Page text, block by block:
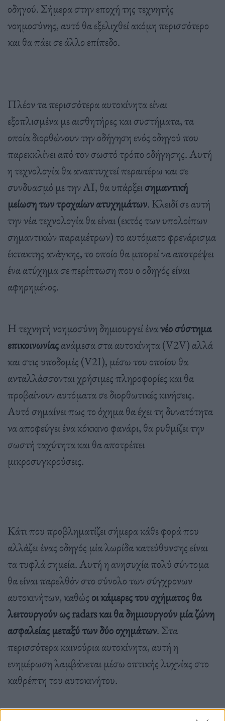
οδηγού. Σήμερα στην εποχή της τεχνητής
νοημοσύνης, αυτό θα εξελιχθεί ακόμη περισσότερο
και θα πάει σε άλλο επίπεδο.
Πλέον τα περισσότερα αυτοκίνητα είναι
εξοπλισμένα με αισθητήρες και συστήματα, τα
οποία διορθώνουν την οδήγηση ενός οδηγού που
παρεκκλίνει από τον σωστό τρόπο οδήγησης. Αυτή
η τεχνολογία θα αναπτυχτεί περαιτέρω και σε
συνδυασμό με την AI, θα υπάρξεισημαντική
μείωση των τροχαίων ατυχημάτων. Κλειδί σε αυτή
την νέα τεχνολογία θα είναι (εκτός των υπολοίπων
σημαντικών παραμέτρων) το αυτόματο φρενάρισμα
έκτακτης ανάγκης, το οποίο θα μπορεί να αποτρέψει
ένα ατύχημα σε περίπτωση που ο οδηγός είναι
αφηρημένος.
Η τεχνητή νοημοσύνη δημιουργεί ένανέο σύστημα
επικοινωνίαςανάμεσα στα αυτοκίνητα (V2V) αλλά
και στις υποδομές (V2I), μέσω του οποίου θα
ανταλλάσσονται χρήσιμες πληροφορίες και θα
προβαίνουν αυτόματα σε διορθωτικές κινήσεις.
Αυτό σημαίνει πως το όχημα θα έχει τη δυνατότητα
να αποφεύγει ένα κόκκινο φανάρι, θα ρυθμίζει την
σωστή ταχύτητα και θα αποτρέπει
μικροσυγκρούσεις.
Κάτι που προβληματίζει σήμερα κάθε φορά που
αλλάζει ένας οδηγός μία λωρίδα κατεύθυνσης είναι
τα τυφλά σημεία. Αυτή η ανησυχία πολύ σύντομα
θα είναι παρελθόν στο σύνολο των σύγχρονων
αυτοκινήτων, καθώς οι κάμερες του οχήματος θα
λειτουργούν ως radars και θα δημιουργούν μία ζώνη
ασφαλείας μεταξύ των δύο οχημάτων. Στα
περισσότερα καινούρια αυτοκίνητα, αυτή η
ενημέρωση λαμβάνεται μέσω οπτικής λυχνίας στο
καθρέπτη του αυτοκινήτου.